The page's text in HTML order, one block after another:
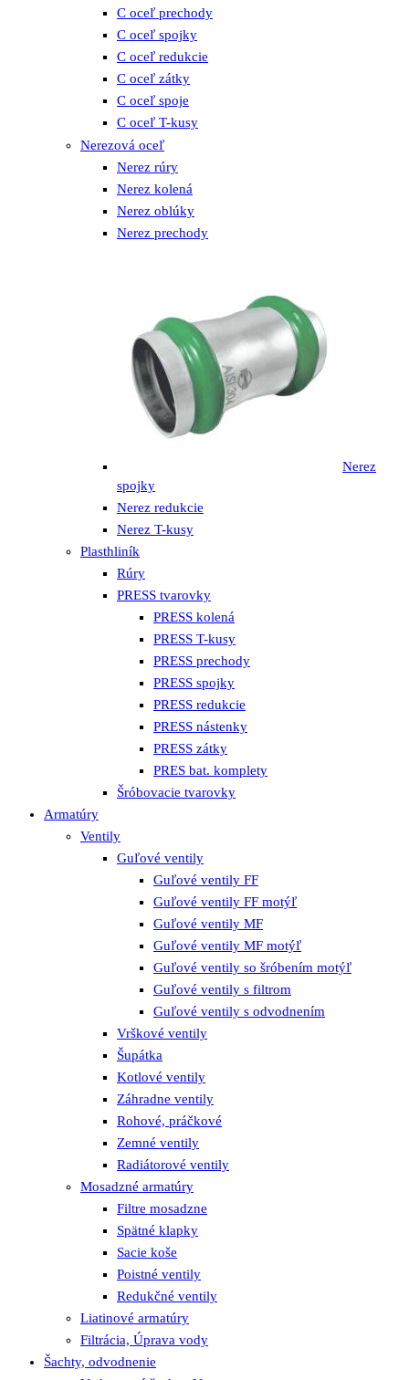
C oceľ prechody
C oceľ spojky
C oceľ redukcie
C oceľ zátky
C oceľ spoje
C oceľ T-kusy
Nerezová oceľ
Nerez rúry
Nerez kolená
Nerez oblúky
Nerez prechody
Nerez
spojky
Nerez redukcie
Nerez T-kusy
Plasthliník
Rúry
PRESS tvarovky
PRESS kolená
PRESS T-kusy
PRESS prechody
PRESS spojky
PRESS redukcie
PRESS nástenky
PRESS zátky
PRES bat. komplety
Šróbovacie tvarovky
Armatúry
Ventily
Guľové ventily
Guľové ventily FF
Guľové ventily FF motýľ
Guľové ventily MF
Guľové ventily MF motýľ
Guľové ventily so šróbením motýľ
Guľové ventily s filtrom
Guľové ventily s odvodnením
Vrškové ventily
Šupátka
Kotlové ventily
Záhradne ventily
Rohové, práčkové
Zemné ventily
Radiátorové ventily
Mosadzné armatúry
Filtre mosadzne
Spätné klapky
Sacie koše
Poistné ventily
Redukčné ventily
Liatinové armatúry
Filtrácia, Úprava vody
Šachty, odvodnenie